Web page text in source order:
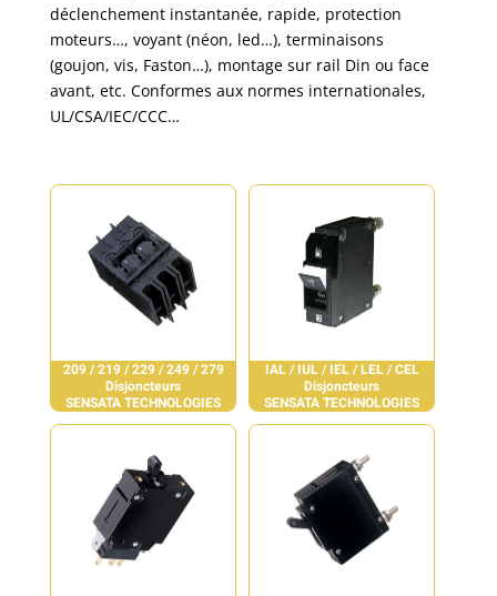
déclenchement instantanée, rapide, protection
moteurs…, voyant (néon, led…), terminaisons
(goujon, vis, Faston…), montage sur rail Din ou face
avant, etc. Conformes aux normes internationales,
UL/CSA/IEC/CCC…
209 / 219 / 229 / 249 / 279
Disjoncteurs
SENSATA TECHNOLOGIES
IAL / IUL / IEL / LEL / CEL
Disjoncteurs
SENSATA TECHNOLOGIES